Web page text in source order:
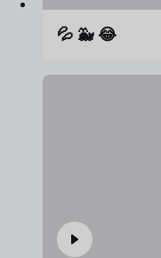
💦 🐳 😂